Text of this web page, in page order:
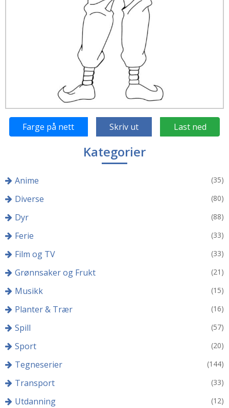
Farge på nett Skriv ut Last ned
Kategorier
Anime (35)
Diverse (80)
Dyr (88)
Ferie (33)
Film og TV (33)
Grønnsaker og Frukt (21)
Musikk (15)
Planter & Trær (16)
Spill (57)
Sport (20)
Tegneserier (144)
Transport (33)
Utdanning (12)